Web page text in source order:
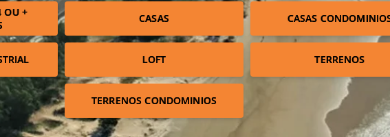
OU +
CASAS CASAS
LOFT TERRENOS
TERRENOS CONDOMINIOS